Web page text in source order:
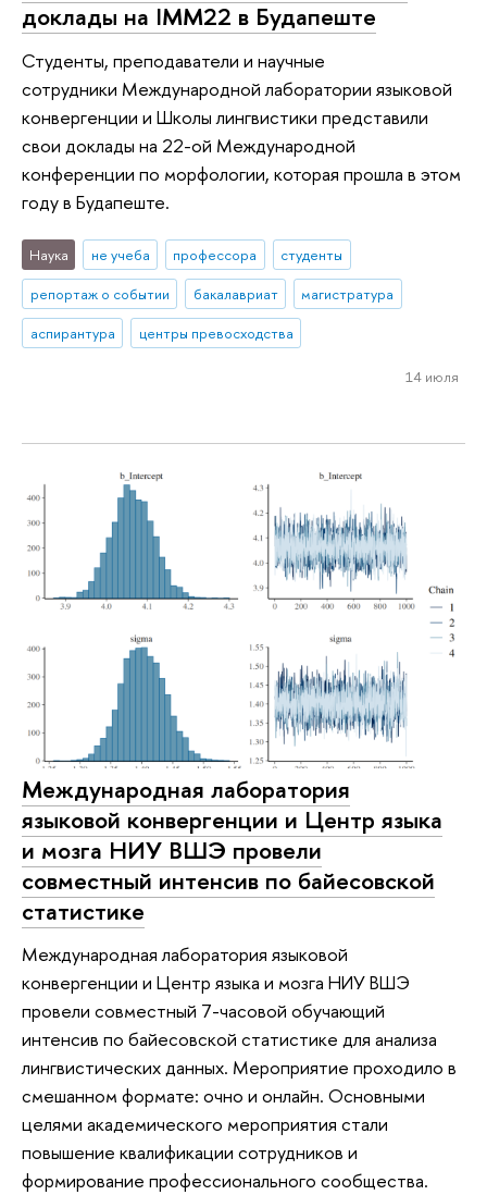
доклады на IMM22 в Будапеште
Студенты, преподаватели и научные
сотрудники Международной лаборатории языковой
конвергенции и Школы лингвистики представили
свои доклады на 22-ой Международной
конференции по морфологии, которая прошла в этом
году в Будапеште.
Наука не учеба профессора
студенты
репортаж о событии
бакалавриат
магистратура
аспирантура
центры превосходства
14 июля
Международная лаборатория
языковой конвергенции и Центр языка
и мозга НИУ ВШЭ провели
совместный интенсив по байесовской
статистике
Международная лаборатория языковой
конвергенции и Центр языка и мозга НИУ ВШЭ
провели совместный 7-часовой обучающий
интенсив по байесовской статистике для анализа
лингвистических данных. Мероприятие проходило в
смешанном формате: очно и онлайн. Основными
целями академического мероприятия стали
повышение квалификации сотрудников и
формирование профессионального сообщества.